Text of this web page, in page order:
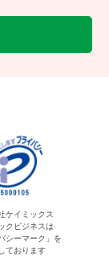
ケイミックス
クビジネスは
シーマーク」を
ております